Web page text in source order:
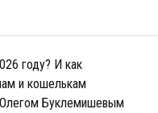
году? И как
и кошелькам
Буклемишевым